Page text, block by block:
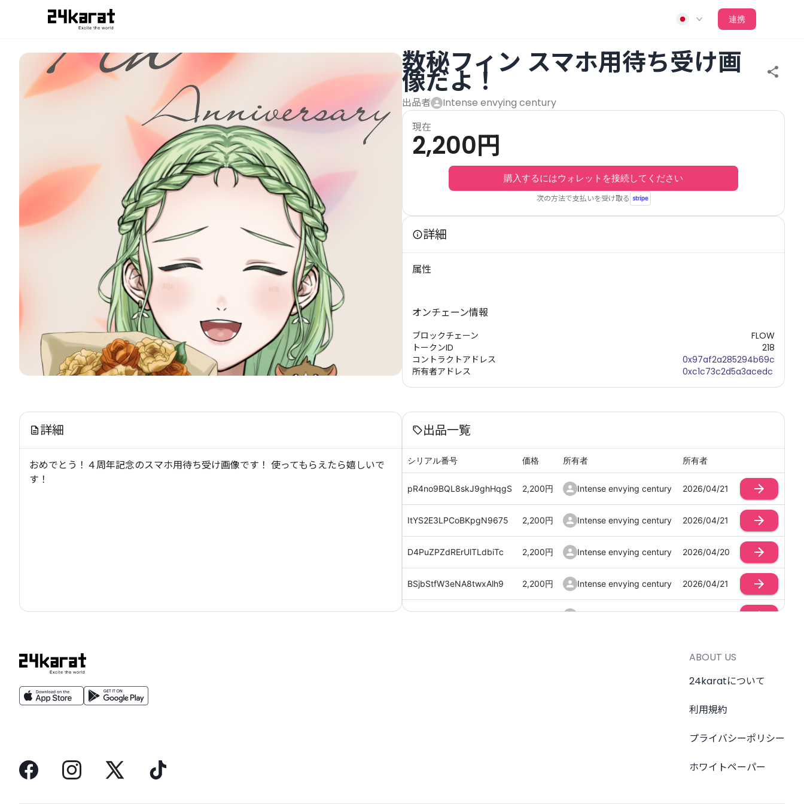
数秘フィン スマホ用待ち受け画像だよ！
連携
数秘フィン スマホ用待ち受け画
像だよ！
出品者
Intense envying century
現在
2,200円
購入するにはウォレットを接続してください
次の方法で支払いを受け取る
詳細
属性
オンチェーン情報
ブロックチェーン
トークンID
コントラクトアドレス
所有者アドレス
FLOW
218
0x97af2a285294b69c
0xc1c73c2d5a3acedc
詳細
おめでとう！４周年記念のスマホ用待ち受け画像です！ 使ってもらえたら嬉しいで
す！
出品一覧
シリアル番号 価格 所有者 所有者
pR4no9BQL8skJ9ghHqgS 2,200円 Intense envying century 2026/04/21
ItYS2E3LPCoBKpgN9675 2,200円 Intense envying century 2026/04/21
D4PuZPZdRErUlTLdbiTc 2,200円 Intense envying century 2026/04/20
BSjbStfW3eNA8twxAlh9 2,200円 Intense envying century 2026/04/21
XV00PLnVtSEOJFN5Evd9 2,200円 Intense envying century 2026/04/21
2026/04/21
2026/04/21
2026/04/21
2026/04/20
ABOUT US
24karatについて
利用規約
プライバシーポリシー
ホワイトペーパー